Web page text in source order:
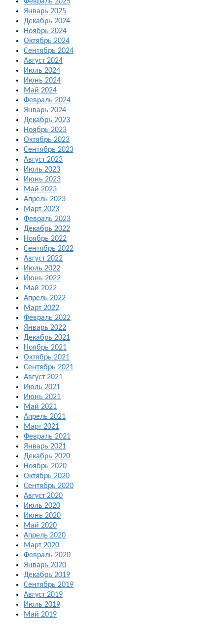
Январь 2025
Декабрь 2024
Ноябрь 2024
Октябрь 2024
Сентябрь 2024
Август 2024
Июль 2024
Июнь 2024
Май 2024
Февраль 2024
Январь 2024
Декабрь 2023
Ноябрь 2023
Октябрь 2023
Сентябрь 2023
Август 2023
Июль 2023
Июнь 2023
Май 2023
Апрель 2023
Март 2023
Февраль 2023
Декабрь 2022
Ноябрь 2022
Сентябрь 2022
Август 2022
Июль 2022
Июнь 2022
Май 2022
Апрель 2022
Март 2022
Февраль 2022
Январь 2022
Декабрь 2021
Ноябрь 2021
Октябрь 2021
Сентябрь 2021
Август 2021
Июль 2021
Июнь 2021
Май 2021
Апрель 2021
Март 2021
Февраль 2021
Январь 2021
Декабрь 2020
Ноябрь 2020
Октябрь 2020
Сентябрь 2020
Август 2020
Июль 2020
Июнь 2020
Май 2020
Апрель 2020
Март 2020
Февраль 2020
Январь 2020
Декабрь 2019
Сентябрь 2019
Август 2019
Июль 2019
Май 2019